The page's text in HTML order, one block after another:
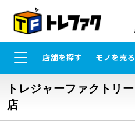
店舗を探す モノを売る
トレジャーファクトリ
店